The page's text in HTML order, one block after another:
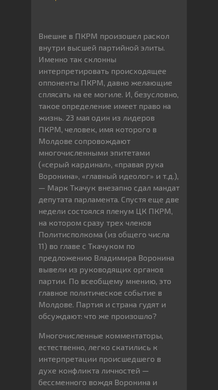
Внешне в ПКРМ произошел раскол
внутри высшей партийной элиты.
Именно так склонны
интерпретировать происходящее
оппоненты ПКРМ, давно желающие
сплясать на ее могиле. И, безусловно,
такое определение имеет право на
жизнь. 23 мая один из лидеров
ПКРМ, человек, имя которого в
Молдове сопровождают
многочисленными эпитетами
(«серый кардинал», «правая рука
Воронина», «главный идеолог» и т.д.),
— Марк Ткачук внезапно сдал мандат
депутата парламента. Спустя еще две
недели состоялся пленум ЦК ПКРМ,
на котором сразу трех членов
Политисполкома (из общего числа
11) во главе с Ткачуком по
предложению Владимира Воронина
вывели из руководящих органов
партии. По всеобщему мнению, это
главное политическое событие в
Молдове. Партия и страна гудят и
обсуждают: что же произошло?
Многочисленные комментаторы,
естественно, легко скатились к
интерпретации происшедшего в
духе конфликта личностей —
бессменного вождя Воронина и